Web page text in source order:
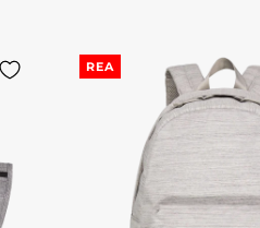
REA